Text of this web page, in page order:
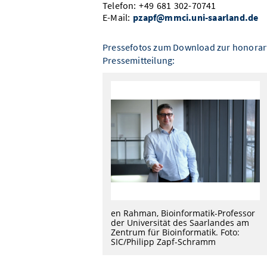
Telefon: +49 681 302-70741
E-Mail: pzapf@mmci.uni-saarland.de
Pressefotos zum Download zur
Pressemitteilung:
en Rahman, Bioinformatik-Professor
der Universität des Saarlandes am
Zentrum für Bioinformatik. Foto:
SIC/Philipp Zapf-Schramm